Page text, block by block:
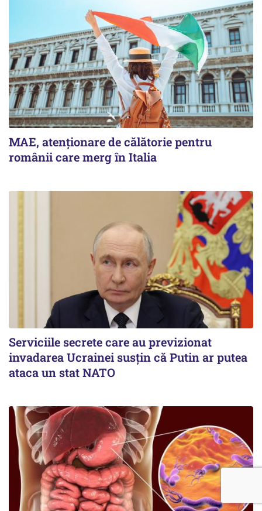
MAE, atenționare de călătorie pentru
românii care merg în Italia
Serviciile secrete care au previzionat
invadarea Ucrainei susțin că Putin ar putea
ataca un stat NATO